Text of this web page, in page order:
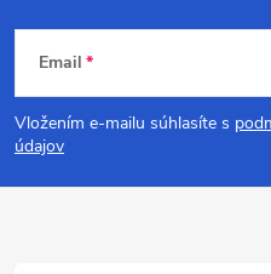
Z
á
p
Email
Vložením e-mailu súhlasíte s
údajov